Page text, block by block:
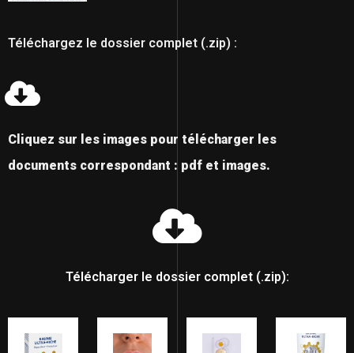
Téléchargez le dossier complet (.zip) :
Cliquez sur les images pour télécharger les
documents correspondant : pdf et images.
Télécharger le dossier complet (.zip):